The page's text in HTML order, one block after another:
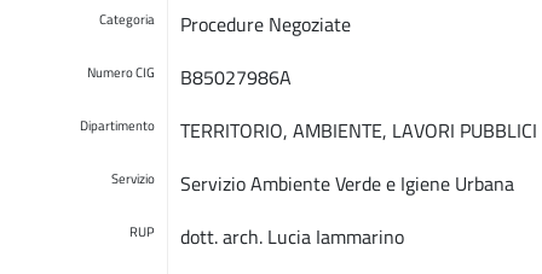
Categoria Procedure Negoziate
Numero CIG B85027986A
Dipartimento TERRITORIO, AMBIENTE, LAVORI
Servizio Servizio Ambiente Verde e Igiene Urbana
RUP dott. arch. Lucia Iammarino